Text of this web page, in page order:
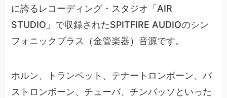
に誇るレコーディング・スタジオ「AIR
STUDIO」で収録されたSPITFIRE AUDIOのシン
フォニックブラス（金管楽器）音源です。
ホルン、トランペット、テナートロンボーン、バ
ストロンボーン、チューバ、チンバッソといった